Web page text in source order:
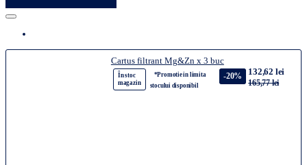
Cartus filtrant Mg&Zn x 3 buc
În stoc
magazin
*Promotie in limita
stocului disponibil
-20% 132,62 lei
165,77 lei